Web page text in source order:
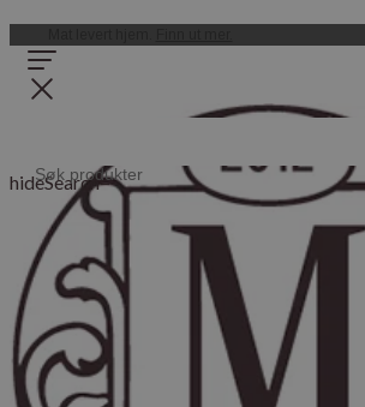
hideSearch=